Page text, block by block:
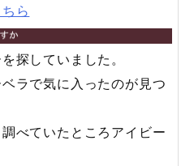
ら
探していました。
ラで気に入ったのが見つ
べていたところアイビー